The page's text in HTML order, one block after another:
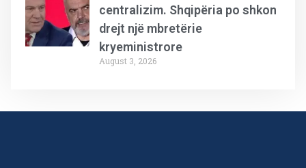
centralizim. Shqipëria po shkon
drejt një mbretërie
kryeministrore
August 3, 2026